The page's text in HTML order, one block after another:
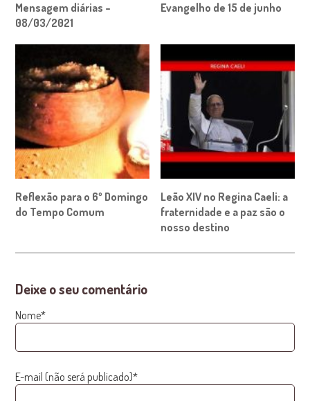
Mensagem diárias –
08/03/2021
Evangelho de 15 de junho
Reflexão para o 6º Domingo
do Tempo Comum
Leão XIV no Regina Caeli: a
fraternidade e a paz são o
nosso destino
Deixe o seu comentário
Nome*
E-mail (não será publicado)*